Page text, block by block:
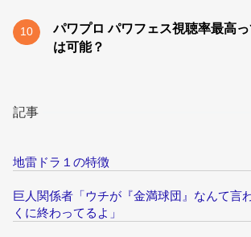
10
パワプロ パワフェス視聴率最高
は可能？
記事
地雷ドラ１の特徴
巨人関係者「ウチが『金満球団』なんて言
くに終わってるよ」